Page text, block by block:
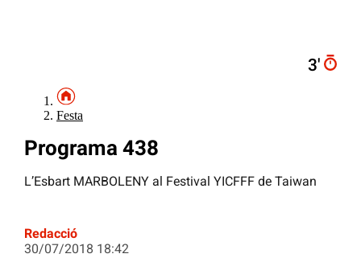
3′
Festa
Programa 438
L’Esbart MARBOLENY al Festival YICFFF de Taiwan
Redacció
30/07/2018 18:42